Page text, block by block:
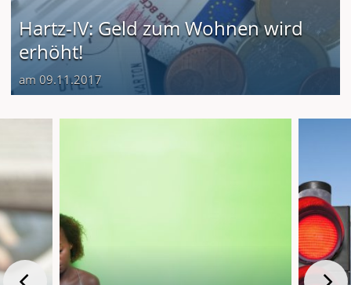
Hartz-IV: Geld zum Wohnen wird
erhöht!
am 09.11.2017